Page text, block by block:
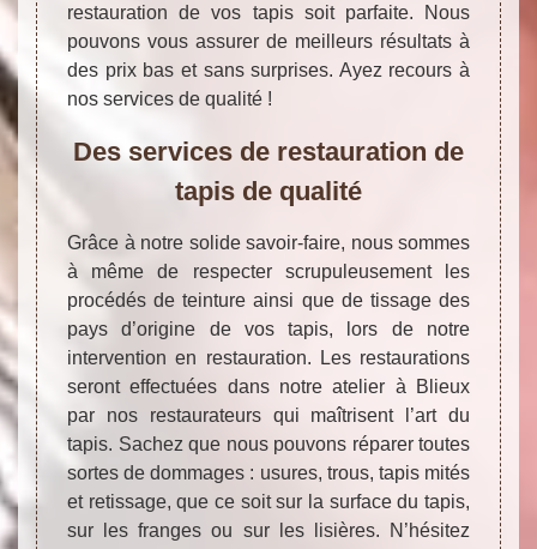
restauration de vos tapis soit parfaite. Nous
pouvons vous assurer de meilleurs résultats à
des prix bas et sans surprises. Ayez recours à
nos services de qualité !
Des services de restauration de
tapis de qualité
Grâce à notre solide savoir-faire, nous sommes
à même de respecter scrupuleusement les
procédés de teinture ainsi que de tissage des
pays d’origine de vos tapis, lors de notre
intervention en restauration. Les restaurations
seront effectuées dans notre atelier à Blieux
par nos restaurateurs qui maîtrisent l’art du
tapis. Sachez que nous pouvons réparer toutes
sortes de dommages : usures, trous, tapis mités
et retissage, que ce soit sur la surface du tapis,
sur les franges ou sur les lisières. N’hésitez